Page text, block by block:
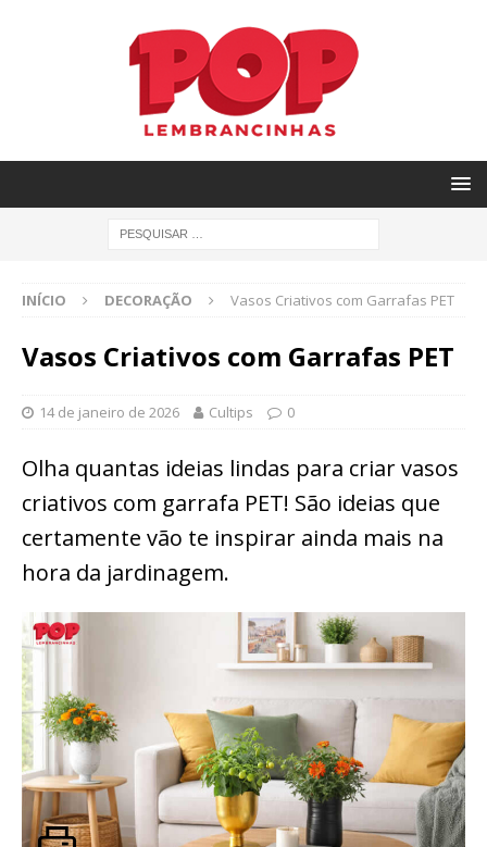
INÍCIO DECORAÇÃO Vasos Criativos com Garrafas PET
Vasos Criativos com Garrafas PET
14 de janeiro de 2026 Cultips 0
Olha quantas ideias lindas para criar vasos
criativos com garrafa PET! São ideias que
certamente vão te inspirar ainda mais na
hora da jardinagem.